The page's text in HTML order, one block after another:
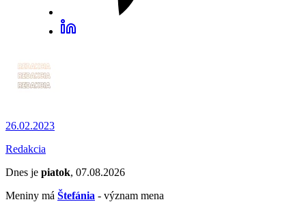
26.02.2023
Redakcia
Dnes je piatok, 07.08.2026
Meniny má Štefánia - význam mena